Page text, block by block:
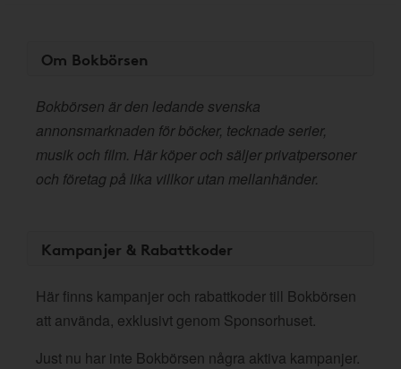
Om Bokbörsen
Bokbörsen är den ledande svenska
annonsmarknaden för böcker, tecknade serier,
musik och film. Här köper och säljer privatpersoner
och företag på lika villkor utan mellanhänder.
Kampanjer & Rabattkoder
Här finns kampanjer och rabattkoder till Bokbörsen
att använda, exklusivt genom Sponsorhuset.
Just nu har inte Bokbörsen några aktiva kampanjer.